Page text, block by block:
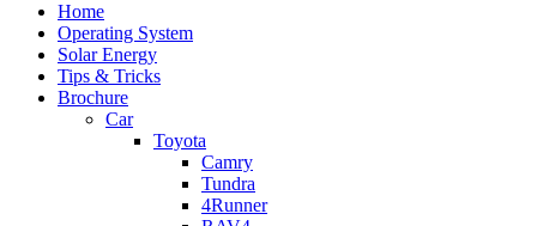
Home
Operating System
Solar Energy
Tips & Tricks
Brochure
Car
Toyota
Camry
Tundra
4Runner